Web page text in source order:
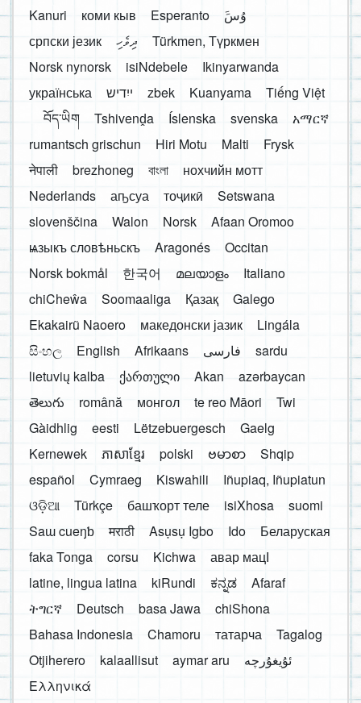
Kanuri
коми кыв Esperanto
َوُسَ
српски језик
ދިވެހި
Türkmen, Түркмен
Norsk nynorsk
isiNdebele
Ikinyarwanda
українська
ייִדיש zbek Kuanyama
Tiếng Việt
བོད་ཡིག
Tshivenḓa Íslenska svenska
አማርኛ
rumantsch grischun
Hiri Motu Malti
Frysk
नेपाली
brezhoneg বাংলা
нохчийн мотт
Nederlands
аҧсуа тоҷикӣ
Setswana
slovenščina
Walon Norsk
Afaan Oromoo
ѩзыкъ словѣньскъ
Aragonés
Occitan
Norsk bokmål
한국어 മലയാളം
Italiano
chiCheŵa
Soomaaliga Қазақ
Galego
Ekakairũ Naoero
македонски јазик
Lingála
සිංහල
English Afrikaans فارسی
sardu
lietuvių kalba
ქართული Akan
azərbaycan
తెలుగు
română монгол te reo Māori
Twi
Gàidhlig
eesti Lëtzebuergesch
Gaelg
Kernewek
ភាសាខ្មែរ polski ဗမာစာ
Shqip
español
Cymraeg Kiswahili
Iñupiaq, Iñupiatun
ଓଡ଼ିଆ
Türkçe башҡорт теле isiXhosa
suomi
Saɯ cueŋƅ
मराठी Asụsụ Igbo Ido
Беларуская
faka Tonga
corsu Kichwa
авар мацӀ
latine, lingua latina
kiRundi ಕನ್ನಡ
Afaraf
ትግርኛ
Deutsch basa Jawa
chiShona
Bahasa Indonesia
Chamoru татарча
Tagalog
Otjiherero
kalaallisut aymar aru
Ελληνικά